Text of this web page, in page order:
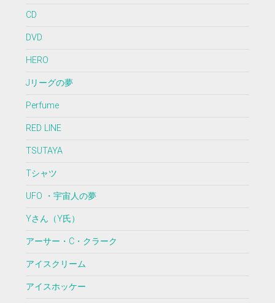
CD
DVD
HERO
Jリーグの夢
Perfume
RED LINE
TSUTAYA
Tシャツ
UFO ・宇宙人の夢
Yさん（Y氏）
アーサー・C・クラーク
アイスクリーム
アイスホッケー